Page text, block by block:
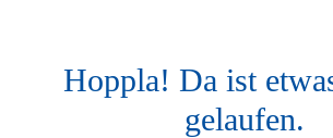
Hoppla! Da ist
gelaufen.